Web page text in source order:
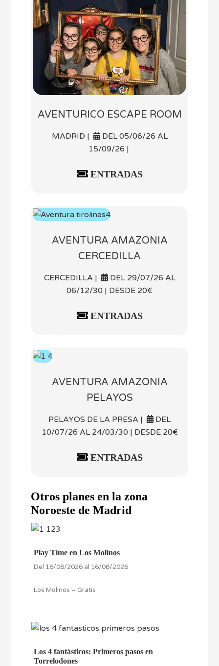
AVENTURICO ESCAPE ROOM
MADRID |
DEL 05/06/26 AL
15/09/26 |
ENTRADAS
AVENTURA AMAZONIA
CERCEDILLA
CERCEDILLA |
DEL 29/07/26 AL
06/12/30 | DESDE 20€
ENTRADAS
AVENTURA AMAZONIA
PELAYOS
PELAYOS DE LA PRESA |
DEL
10/07/26 AL 24/03/30 | DESDE 20€
ENTRADAS
Otros planes en la zona
Noroeste de Madrid
Play Time en Los Molinos
Del 16/08/2026 al 16/08/2026
Los Molinos – Gratis
Los 4 fantásticos: Primeros pasos en
Torrelodones